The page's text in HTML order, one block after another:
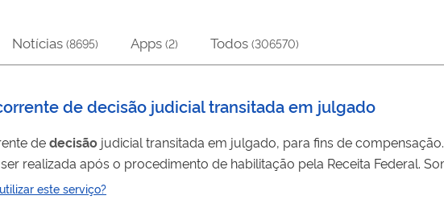
Notícias (8695) Apps (2) Todos (306570)
de decisão judicial transitada em julgado
dedecisão judicial transitada em julgado, para fins de compensação. A
após o procedimento de habilitação pela Receita Federal. Somente
dadecisãojudicial (quando não cabe mais recurso da
este serviço?